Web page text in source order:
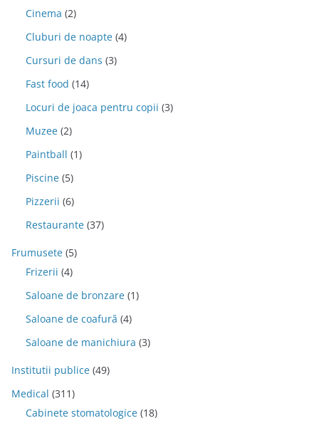
Cinema (2)
Cluburi de noapte (4)
Cursuri de dans (3)
Fast food (14)
Locuri de joaca pentru copii (3)
Muzee (2)
Paintball (1)
Piscine (5)
Pizzerii (6)
Restaurante (37)
Frumusete (5)
Frizerii (4)
Saloane de bronzare (1)
Saloane de coafură (4)
Saloane de manichiura (3)
Institutii publice (49)
Medical (311)
Cabinete stomatologice (18)